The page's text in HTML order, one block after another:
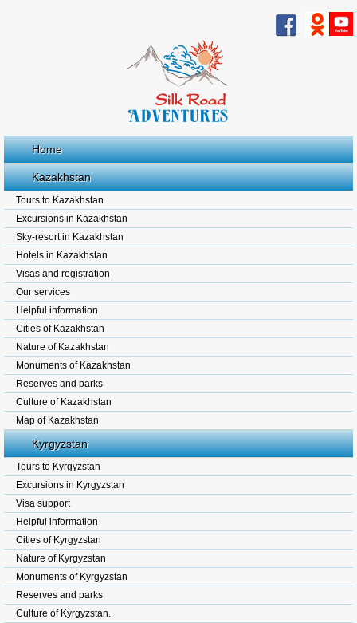
Home
Kazakhstan
Tours to Kazakhstan
Excursions in Kazakhstan
Sky-resort in Kazakhstan
Hotels in Kazakhstan
Visas and registration
Our services
Helpful information
Cities of Kazakhstan
Nature of Kazakhstan
Monuments of Kazakhstan
Reserves and parks
Culture of Kazakhstan
Map of Kazakhstan
Kyrgyzstan
Tours to Kyrgyzstan
Excursions in Kyrgyzstan
Visa support
Helpful information
Cities of Kyrgyzstan
Nature of Kyrgyzstan
Monuments of Kyrgyzstan
Reserves and parks
Culture of Kyrgyzstan.